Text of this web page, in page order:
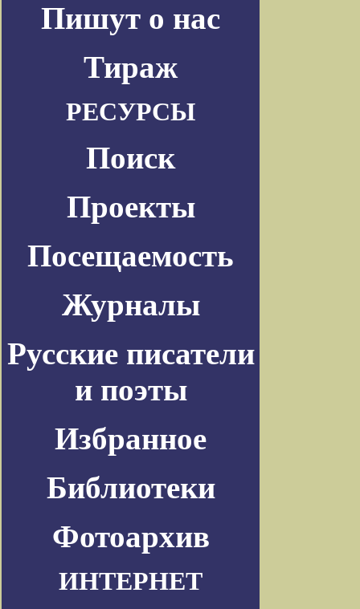
Пишут о нас
Тираж
РЕСУРСЫ
Поиск
Проекты
Посещаемость
Журналы
Русские писатели
и поэты
Избранное
Библиотеки
Фотоархив
ИНТЕРНЕТ